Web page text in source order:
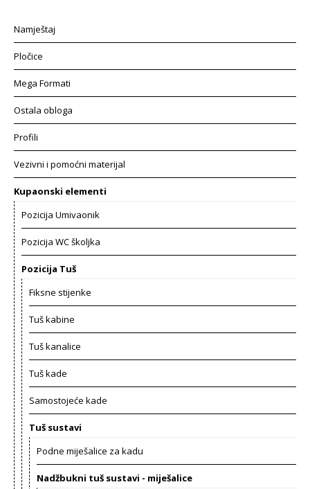
Namještaj
Pločice
Mega Formati
Ostala obloga
Profili
Vezivni i pomoćni materijal
Kupaonski elementi
Pozicija Umivaonik
Pozicija WC školjka
Pozicija Tuš
Fiksne stijenke
Tuš kabine
Tuš kanalice
Tuš kade
Samostojeće kade
Tuš sustavi
Podne miješalice za kadu
Nadžbukni tuš sustavi - miješalice